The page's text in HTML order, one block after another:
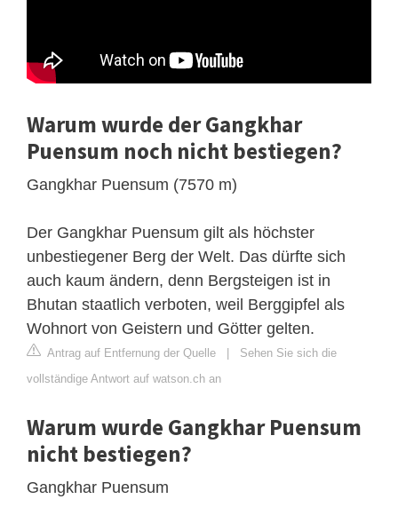
Warum wurde der Gangkhar
Puensum noch nicht bestiegen?
Gangkhar Puensum (7570 m)
Der Gangkhar Puensum gilt als höchster
unbestiegener Berg der Welt. Das dürfte sich
auch kaum ändern, denn Bergsteigen ist in
Bhutan staatlich verboten, weil Berggipfel als
Wohnort von Geistern und Götter gelten.
Antrag auf Entfernung der Quelle | Sehen Sie sich die
vollständige Antwort auf watson.ch an
Warum wurde Gangkhar Puensum
nicht bestiegen?
Gangkhar Puensum